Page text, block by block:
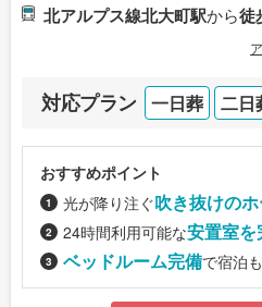
北アルプス線北大町駅から徒
対応プラン 一日葬 二日
おすすめポイント
光が降り注ぐ吹き抜けの
24時間利用可能な安置室を
ベッドルーム完備で宿泊